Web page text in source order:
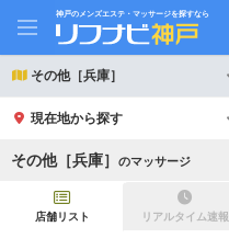
神戸のメンズエステ・マッサージを探すなら
その他［兵庫］
現在地から探す
その他［兵庫］ のマッサージ
店舗リスト リアルタイム速報